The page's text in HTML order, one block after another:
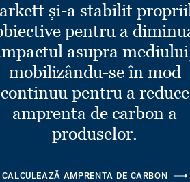
și-a stabilit
pentru a
asupra
mobilizându-se în mod
continuu pentru a reduce
amprenta de carbon a
produselor.
CALCULEAZĂ AMPRENTA DE CARBON